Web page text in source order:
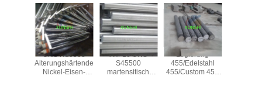
UNS N19903
Alterungshärtende
Nickel-Eisen-
XM-16 UNS
S45500
martensitisch
Legierung
455/Edelstahl
455/Custom 455